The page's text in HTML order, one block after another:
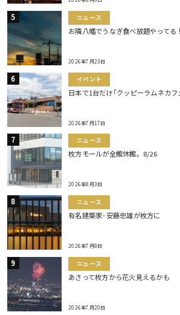
ニュース
お隣八幡でうなぎ食べ放題やってる！
2026年7月23日
イベント
日本で1台だけ｢クッピーラムネカ
2026年7月17日
ニュース
枚方モールが全館休館。8/26
2026年8月3日
ニュース
有名建築家･安藤忠雄が枚方に
2026年7月8日
ニュース
あさって枚方から花火見えるかも
2026年7月20日